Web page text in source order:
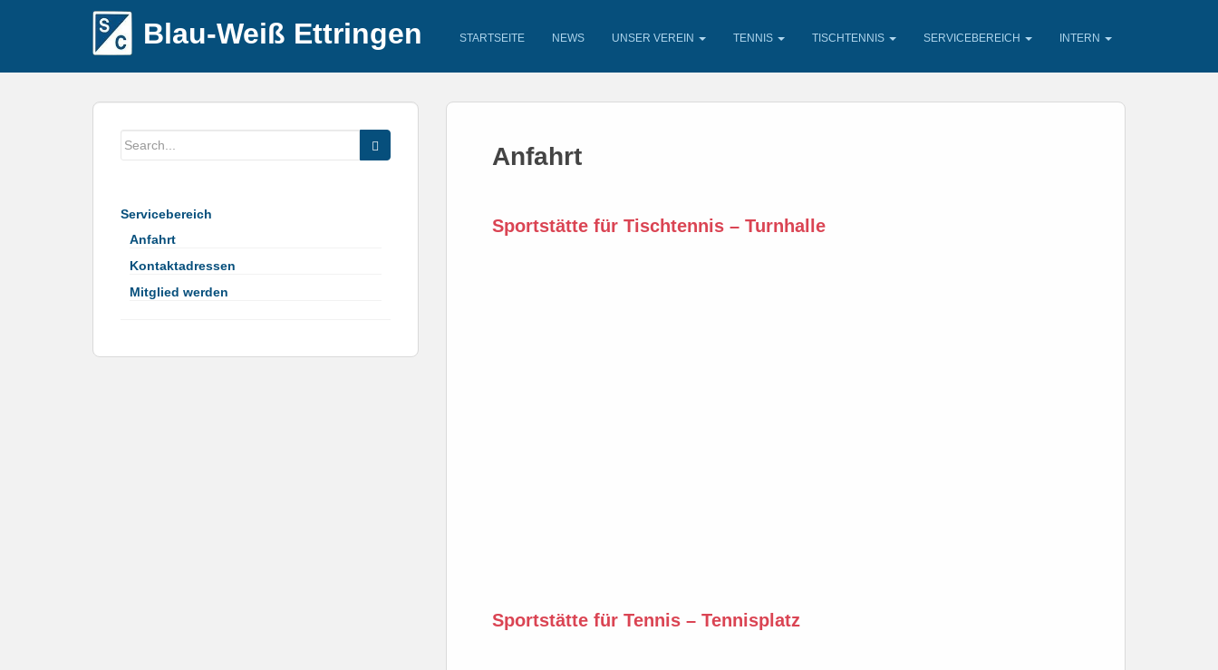
Blau-Weiß Ettringen STARTSEITE NEWS UNSER VEREIN TENNIS TISCHTENNIS SERVICEBEREICH INTERN
Anfahrt
Sportstätte für Tischtennis – Turnhalle
Sportstätte für Tennis – Tennisplatz
Servicebereich
Anfahrt
Kontaktadressen
Mitglied werden